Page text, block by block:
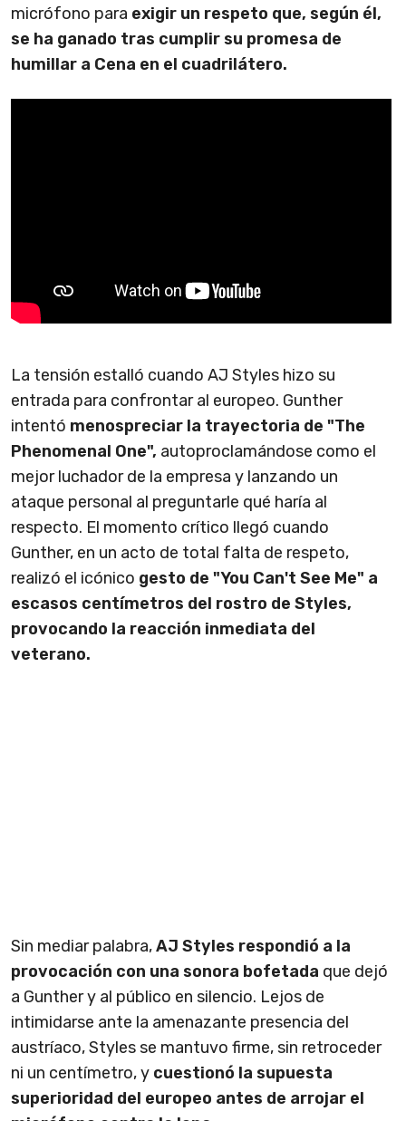
micrófono para exigir un respeto que, según él,
se ha ganado tras cumplir su promesa de
humillar a Cena en el cuadrilátero.
La tensión estalló cuando AJ Styles hizo su
entrada para confrontar al europeo. Gunther
intentó menospreciar la trayectoria de "The
Phenomenal One", autoproclamándose como el
mejor luchador de la empresa y lanzando un
ataque personal al preguntarle qué haría al
respecto. El momento crítico llegó cuando
Gunther, en un acto de total falta de respeto,
realizó el icónico gesto de "You Can't See Me" a
escasos centímetros del rostro de Styles,
provocando la reacción inmediata del
veterano.
Sin mediar palabra,AJ Styles respondió a la
provocación con una sonora bofetada que dejó
a Gunther y al público en silencio. Lejos de
intimidarse ante la amenazante presencia del
austríaco, Styles se mantuvo firme, sin retroceder
ni un centímetro, y cuestionó la supuesta
superioridad del europeo antes de arrojar el